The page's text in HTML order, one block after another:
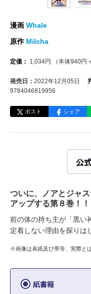
漫画 Whale
原作 Milcha
定価： 1,034円 （本体940円
発売日： 2022年12月05日
9784046819956
ポスト シェア
ついに、ノアとジャ
アップする第８巻！！
前の体の持ち主が「黒い
定着しない理由を探りは
※画像は表紙及び帯等、実際と
紙書籍